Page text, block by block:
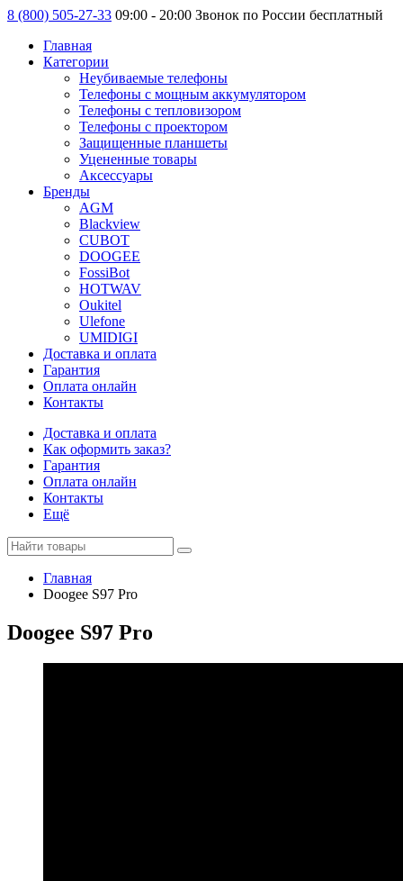
8 (800) 505-27-33 09:00 - 20:00 Звонок по России бесплатный
Главная
Категории
Неубиваемые телефоны
Телефоны с мощным аккумулятором
Телефоны с тепловизором
Телефоны с проектором
Защищенные планшеты
Уцененные товары
Аксессуары
Бренды
AGM
Blackview
CUBOT
DOOGEE
FossiBot
HOTWAV
Oukitel
Ulefone
UMIDIGI
Доставка и оплата
Гарантия
Оплата онлайн
Контакты
Доставка и оплата
Как оформить заказ?
Гарантия
Оплата онлайн
Контакты
Ещё
Главная
Doogee S97 Pro
Doogee S97 Pro